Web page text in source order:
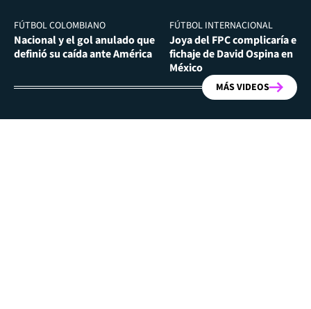
FÚTBOL COLOMBIANO
Nacional y el gol anulado que
definió su caída ante América
FÚTBOL INTERNACIONAL
Joya del FPC complicaría el
fichaje de David Ospina en
México
MÁS VIDEOS